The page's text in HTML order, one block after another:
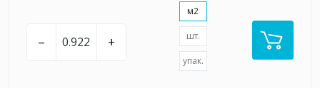
– +
м2
шт.
упак.